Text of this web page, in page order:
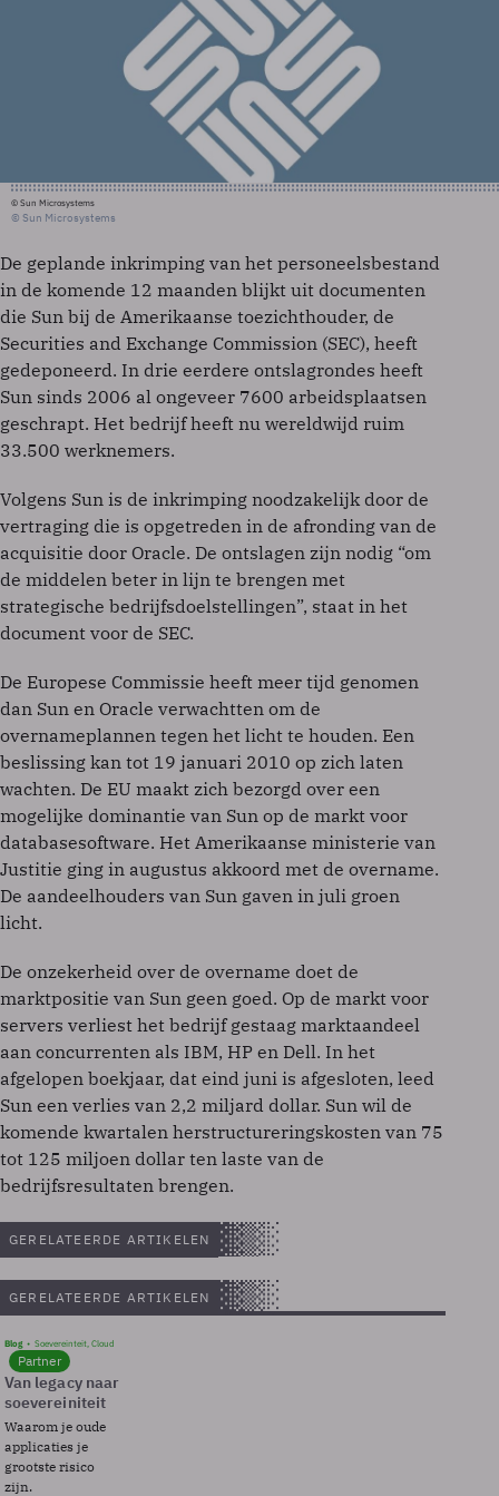
© Sun Microsystems
© Sun Microsystems
De geplande inkrimping van het personeelsbestand
in de komende 12 maanden blijkt uit documenten
die Sun bij de Amerikaanse toezichthouder, de
Securities and Exchange Commission (SEC), heeft
gedeponeerd. In drie eerdere ontslagrondes heeft
Sun sinds 2006 al ongeveer 7600 arbeidsplaatsen
geschrapt. Het bedrijf heeft nu wereldwijd ruim
33.500 werknemers.
Volgens Sun is de inkrimping noodzakelijk door de
vertraging die is opgetreden in de afronding van de
acquisitie door Oracle. De ontslagen zijn nodig “om
de middelen beter in lijn te brengen met
strategische bedrijfsdoelstellingen”, staat in het
document voor de SEC.
De Europese Commissie heeft meer tijd genomen
dan Sun en Oracle verwachtten om de
overnameplannen tegen het licht te houden. Een
beslissing kan tot 19 januari 2010 op zich laten
wachten. De EU maakt zich bezorgd over een
mogelijke dominantie van Sun op de markt voor
databasesoftware. Het Amerikaanse ministerie van
Justitie ging in augustus akkoord met de overname.
De aandeelhouders van Sun gaven in juli groen
licht.
De onzekerheid over de overname doet de
marktpositie van Sun geen goed. Op de markt voor
servers verliest het bedrijf gestaag marktaandeel
aan concurrenten als IBM, HP en Dell. In het
afgelopen boekjaar, dat eind juni is afgesloten, leed
Sun een verlies van 2,2 miljard dollar. Sun wil de
komende kwartalen herstructureringskosten van 75
tot 125 miljoen dollar ten laste van de
bedrijfsresultaten brengen.
GERELATEERDE ARTIKELEN
GERELATEERDE ARTIKELEN
Blog Soevereinteit, Cloud
Partner
Van legacy naar
soevereiniteit
Waarom je oude
applicaties je
grootste risico
zijn.